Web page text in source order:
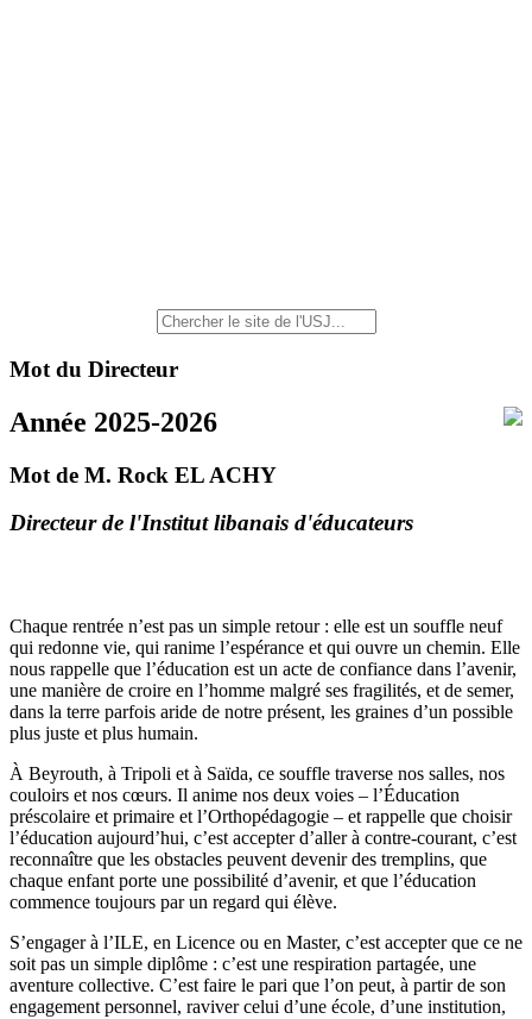
Mot du Directeur
Année 2025-2026
Mot de M. Rock EL ACHY
Directeur de l'Institut libanais d'éducateurs
Chaque rentrée n’est pas un simple retour : elle est un souffle neuf
qui redonne vie, qui ranime l’espérance et qui ouvre un chemin. Elle
nous rappelle que l’éducation est un acte de confiance dans l’avenir,
une manière de croire en l’homme malgré ses fragilités, et de semer,
dans la terre parfois aride de notre présent, les graines d’un possible
plus juste et plus humain.
À Beyrouth, à Tripoli et à Saïda, ce souffle traverse nos salles, nos
couloirs et nos cœurs. Il anime nos deux voies – l’Éducation
préscolaire et primaire et l’Orthopédagogie – et rappelle que choisir
l’éducation aujourd’hui, c’est accepter d’aller à contre-courant, c’est
reconnaître que les obstacles peuvent devenir des tremplins, que
chaque enfant porte une possibilité d’avenir, et que l’éducation
commence toujours par un regard qui élève.
S’engager à l’ILE, en Licence ou en Master, c’est accepter que ce ne
soit pas un simple diplôme : c’est une respiration partagée, une
aventure collective. C’est faire le pari que l’on peut, à partir de son
engagement personnel, raviver celui d’une école, d’une institution,